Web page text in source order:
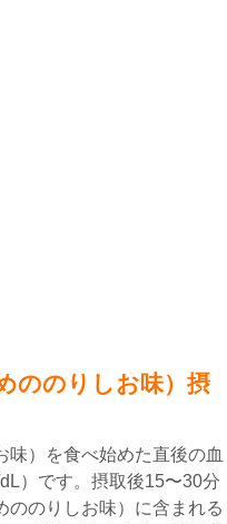
ののりしお味）摂
味）を食べ始めた直後の血
）です。摂取後15〜30分
ののりしお味）に含まれる